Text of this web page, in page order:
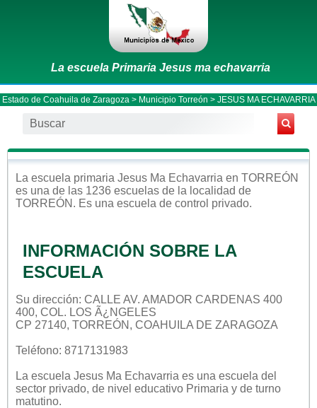
La escuela Primaria Jesus ma echavarria
Estado de Coahuila de Zaragoza > Municipio Torreón > JESUS MA ECHAVARRIA
La escuela primaria Jesus Ma Echavarria en TORREÓN
es una de las 1236 escuelas de la localidad de
TORREÓN . Es una escuela de control privado.
INFORMACIÓN SOBRE LA
ESCUELA
Su dirección: CALLE AV. AMADOR CARDENAS 400
400, COL. LOS Ã¿NGELES
CP 27140, TORREÓN, COAHUILA DE ZARAGOZA
Teléfono: 8717131983
La escuela Jesus Ma Echavarria es una escuela del
sector privado, de nivel educativo Primaria y de turno
matutino.